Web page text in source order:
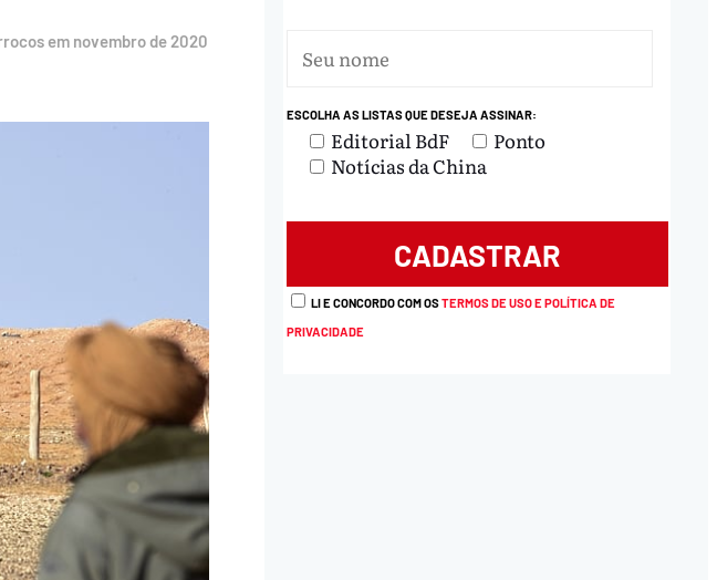
em novembro de 2020
ESCOLHA AS LISTAS QUE DESEJA ASSINAR:
Editorial BdF
Ponto
Notícias da China
LI E CONCORDO COM OSTERMOS DE USO E POLÍTICA DE
PRIVACIDADE